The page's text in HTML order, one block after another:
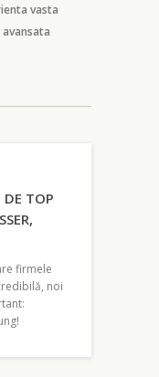
vasta
DE TOP
firmele
noi